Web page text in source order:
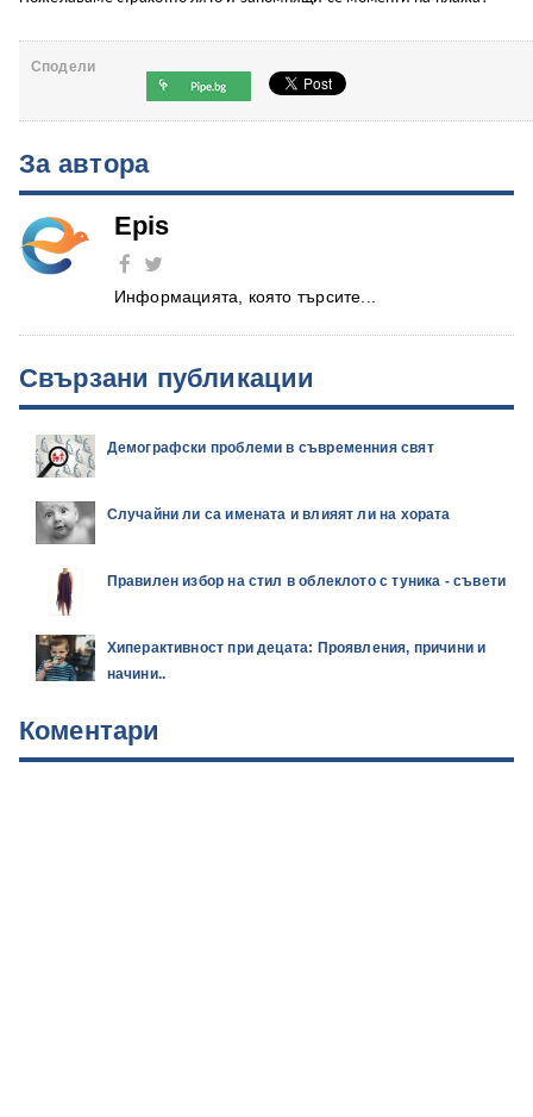
Сподели
За автора
Epis
Информацията, която търсите...
Свързани публикации
Демографски проблеми в съвременния свят
Случайни ли са имената и влияят ли на хората
Правилен избор на стил в облеклото с туника - съвети
Хиперактивност при децата: Проявления, причини и
начини..
Коментари